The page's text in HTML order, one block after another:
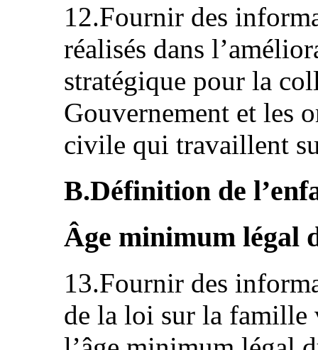
12.Fournir des
réalisés dans
stratégique pour la
Gouvernement et les
civile qui travaillent
B.Définition de
Âge minimum légal
13.Fournir des
de la loi sur la famille